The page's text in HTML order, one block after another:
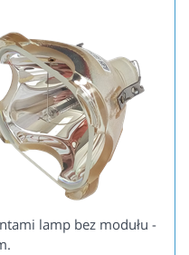
lamp bez modułu -